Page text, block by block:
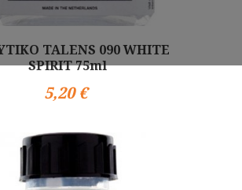
TALENS 090 WHITE
SPIRIT 75ml
5,20 €